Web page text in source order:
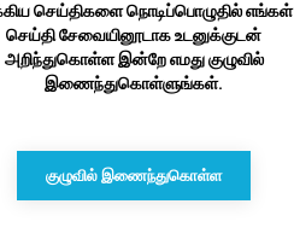
செய்திகளை நொடிப்பொழுதில் எங்கள்
செய்தி சேவையினூடாக உடனுக்குடன்
அறிந்துகொள்ள இன்றே எமது குழுவில்
இணைந்துகொள்ளுங்கள்.
குழுவில் இணைந்துகொள்ள